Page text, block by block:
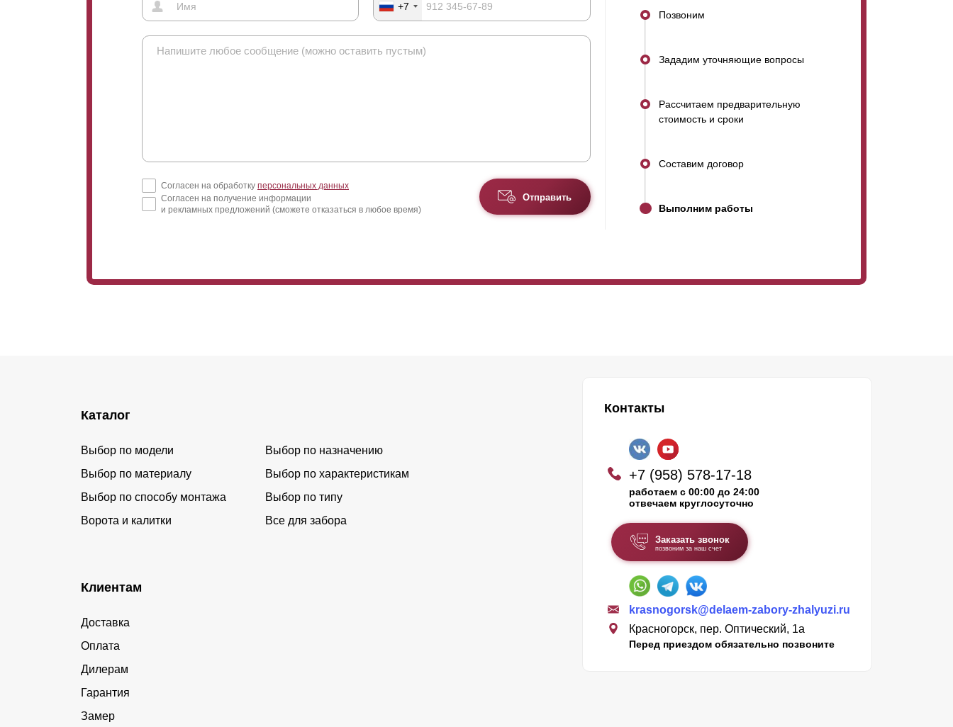
+7
Согласен на обработку персональных данных
Согласен на получение информации
и рекламных предложений (сможете отказаться в любое время)
Отправить
Позвоним
Зададим уточняющие вопросы
Рассчитаем предварительную
стоимость и сроки
Составим договор
Выполним работы
Каталог
Выбор по модели
Выбор по назначению
Выбор по материалу
Выбор по характеристикам
Выбор по способу монтажа
Выбор по типу
Ворота и калитки
Все для забора
Клиентам
Доставка
Оплата
Дилерам
Гарантия
Замер
Контакты
+7 (958) 578-17-18
работаем с 00:00 до 24:00
отвечаем круглосуточно
Заказать звонок
позвоним за наш счет
krasnogorsk@delaem-zabory-zhalyuzi.ru
Красногорск, пер. Оптический, 1а
Перед приездом обязательно позвоните